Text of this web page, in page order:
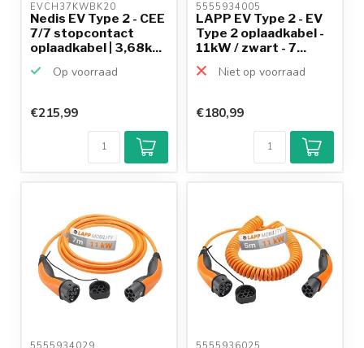
EVCH37KWBK20
Nedis EV Type 2 - CEE
7/7 stopcontact
oplaadkabel | 3,68k...
Op voorraad
€215,99
5555934005
LAPP EV Type 2 - EV
Type 2 oplaadkabel -
11kW / zwart - 7...
Niet op voorraad
€180,99